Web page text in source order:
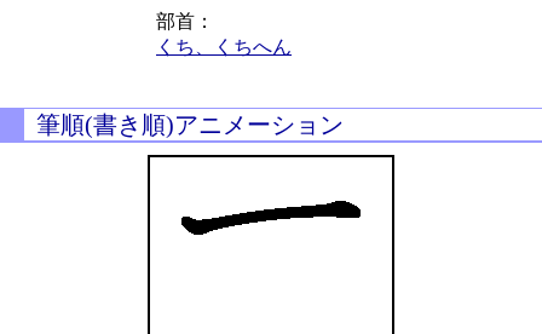
部首：
くち、くちへん
筆順(書き順)アニメーション